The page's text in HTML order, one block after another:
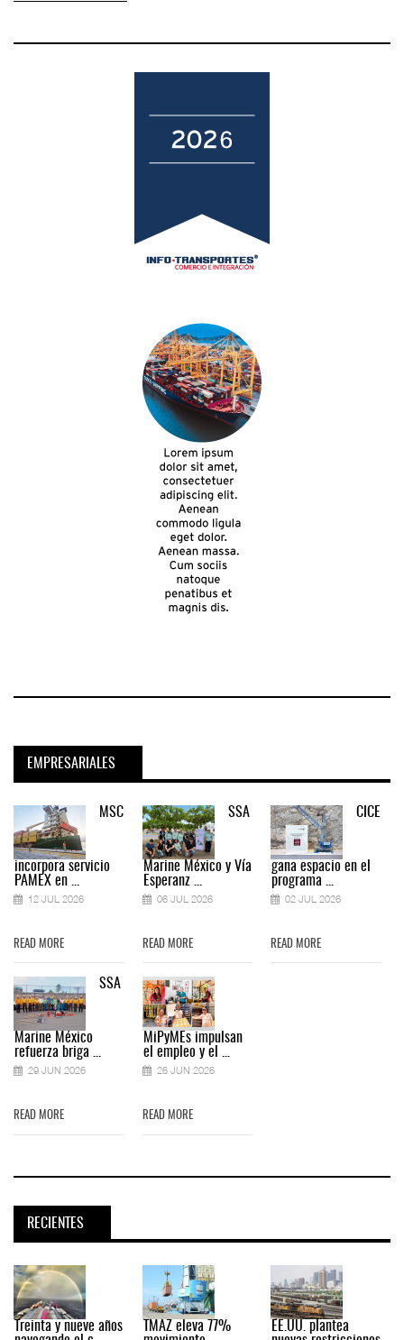
EMPRESARIALES
MSC
incorpora servicio
PAMEX en ...
12 JUL 2026
READ MORE
SSA
Marine México
refuerza briga ...
29 JUN 2026
READ MORE
SSA
Marine México y Vía
Esperanz ...
06 JUL 2026
READ MORE
MiPyMEs impulsan
el empleo y el ...
26 JUN 2026
READ MORE
CICE
gana espacio en el
programa ...
02 JUL 2026
READ MORE
RECIENTES
Treinta y nueve años
TMAZ eleva 77%
EE.UU. plantea